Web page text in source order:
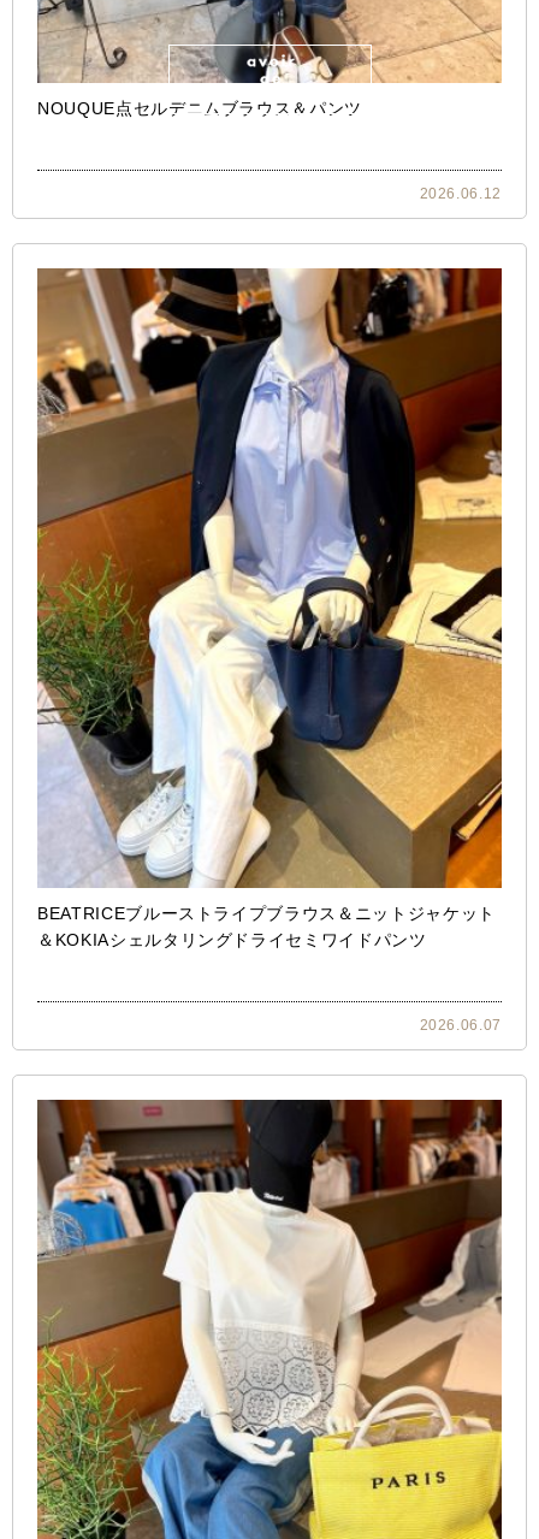
NOUQUE点セルデニムブラウス＆パンツ
2026.06.12
BEATRICEブルーストライプブラウス＆ニットジャケット
＆KOKIAシェルタリングドライセミワイドパンツ
2026.06.07